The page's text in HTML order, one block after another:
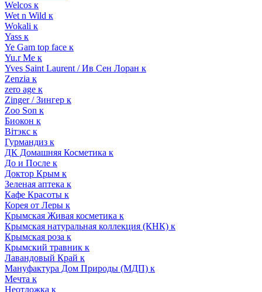
Welcos к
Wet n Wild к
Wokali к
Yass к
Ye Gam top face к
Yu.r Me к
Yves Saint Laurent / Ив Сен Лоран к
Zenzia к
zero age к
Zinger / Зингер к
Zoo Son к
Биокон к
Вiтэкс к
Гурмандиз к
ДК Домашняя Косметика к
До и После к
Доктор Крым к
Зеленая аптека к
Кафе Красоты к
Корея от Леры к
Крымская Живая косметика к
Крымская натуральная коллекция (КНК) к
Крымская роза к
Крымский травник к
Лавандовый Край к
Мануфактура Дом Природы (МДП) к
Мечта к
Неотложка к